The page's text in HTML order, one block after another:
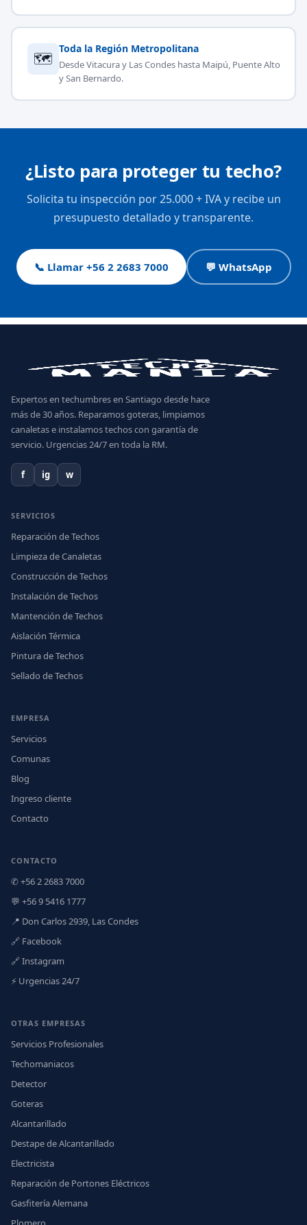
🗺
Toda la Región Metropolitana
Desde Vitacura y Las Condes hasta Maipú, Puente Alto
y San Bernardo.
¿Listo para proteger tu techo?
Solicita tu inspección por 25.000 + IVA y recibe un
presupuesto detallado y transparente.
📞 Llamar +56 2 2683 7000 💬 WhatsApp
Expertos en techumbres en Santiago desde hace
más de 30 años. Reparamos goteras, limpiamos
canaletas e instalamos techos con garantía de
servicio. Urgencias 24/7 en toda la RM.
f ig w
SERVICIOS
Reparación de Techos
Limpieza de Canaletas
Construcción de Techos
Instalación de Techos
Mantención de Techos
Aislación Térmica
Pintura de Techos
Sellado de Techos
EMPRESA
Servicios
Comunas
Blog
Ingreso cliente
Contacto
CONTACTO
✆ +56 2 2683 7000
💬 +56 9 5416 1777
📍 Don Carlos 2939, Las Condes
🔗 Facebook
🔗 Instagram
⚡ Urgencias 24/7
OTRAS EMPRESAS
Servicios Profesionales
Techomaniacos
Detector
Goteras
Alcantarillado
Destape de Alcantarillado
Electricista
Reparación de Portones Eléctricos
Gasfitería Alemana